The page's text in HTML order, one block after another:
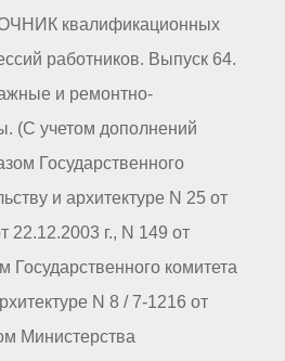
квалификационных
работников. Выпуск 64.
и ремонтно-
(С учетом дополнений
Государственного
и архитектуре N 25 от
22.12.2003 г., N 149 от
Государственного комитета
N 8 / 7-1216 от
Министерства